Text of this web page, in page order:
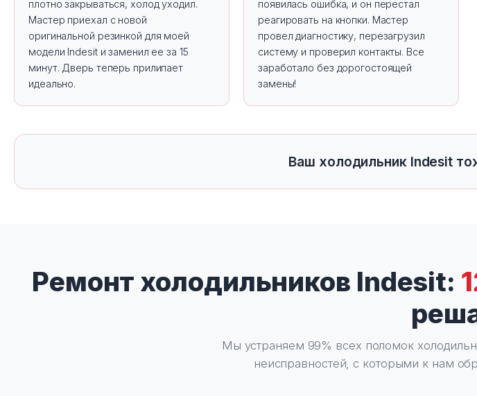
плотно закрываться, холод уходил.
Мастер приехал с новой
оригинальной резинкой для моей
модели Indesit и заменил ее за 15
минут. Дверь теперь прилипает
идеально.
появилась ошибка, и он перестал
реагировать на кнопки. Мастер
провел диагностику, перезагрузил
систему и проверил контакты. Все
заработало без дорогостоящей
замены!
Ваш холодильник Indesit
Ремонт холодильников Indesit:
Мы устраняем 99% всех поломок
неисправностей, с которыми к нам